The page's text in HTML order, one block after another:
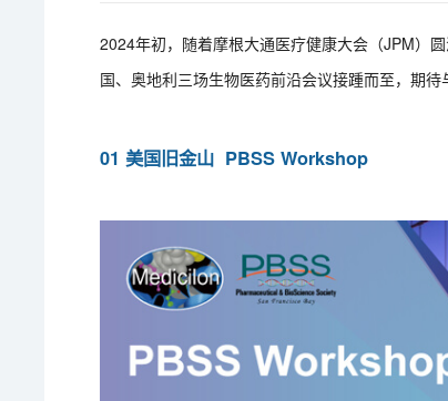
2024年初，随着摩根大通医疗健康大会（JPM）
国、奥地利三场生物医药前沿会议接踵而至，期待
01 美国旧金山 PBSS Workshop